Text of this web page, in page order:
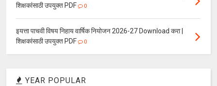
शिक्षकांसाठी उपयुक्त PDF
0
इयत्ता पाचवी विषय निहाय वार्षिक नियोजन 2026-27 Download करा |
शिक्षकांसाठी उपयुक्त PDF
0
YEAR POPULAR